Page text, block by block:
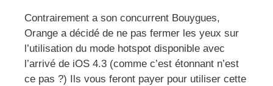
Contrairement a son concurrent Bouygues,
Orange a décidé de ne pas fermer les yeux sur
l’utilisation du mode hotspot disponible avec
l’arrivé de iOS 4.3 (comme c’est étonnant n’est
ce pas ?) Ils vous feront payer pour utiliser cette